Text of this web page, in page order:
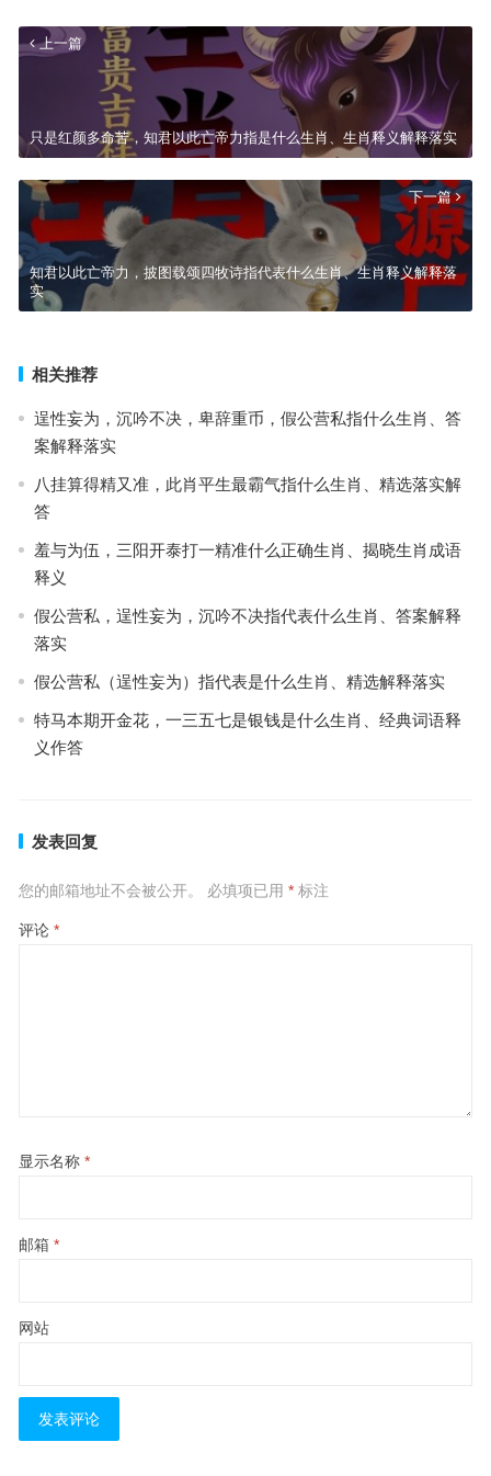
上一篇
只是红颜多命苦，知君以此亡帝力指是什么生肖、生肖释义解释落实
下一篇
知君以此亡帝力，披图载颂四牧诗指代表什么生肖、生肖释义解释落
实
相关推荐
逞性妄为，沉吟不决，卑辞重币，假公营私指什么生肖、答
案解释落实
八挂算得精又准，此肖平生最霸气指什么生肖、精选落实解
答
羞与为伍，三阳开泰打一精准什么正确生肖、揭晓生肖成语
释义
假公营私，逞性妄为，沉吟不决指代表什么生肖、答案解释
落实
假公营私（逞性妄为）指代表是什么生肖、精选解释落实
特马本期开金花，一三五七是银钱是什么生肖、经典词语释
义作答
发表回复
您的邮箱地址不会被公开。 必填项已用 *标注
评论 *
显示名称 *
邮箱 *
网站